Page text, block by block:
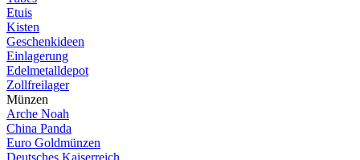
Etuis
Kisten
Geschenkideen
Einlagerung
Edelmetalldepot
Zollfreilager
Münzen
Arche Noah
China Panda
Euro Goldmünzen